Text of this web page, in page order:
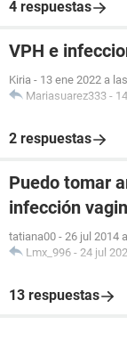
4 respuestas
VPH e
Kiria - 13 ene 2022 a
Mariasuarez333 -
2 respuestas
Puedo tomar
infección
tatiana00 - 26 jul 2014
Lmx_996 - 24 jul
13 respuestas